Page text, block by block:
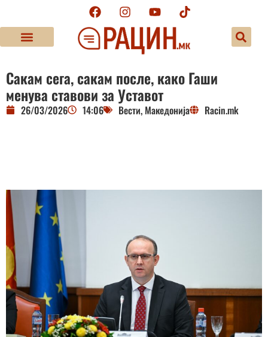
Сакам сега, сакам после, како Гаши
менува ставови за Уставот
26/03/2026 14:06 Вести, Македонија Racin.mk